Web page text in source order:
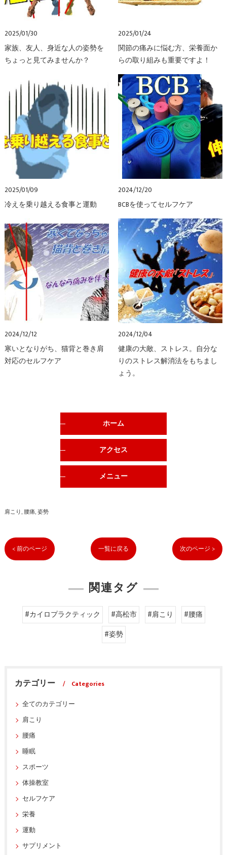
2025/01/30
家族、友人、身近な人の姿勢を
ちょっと見てみませんか？
2025/01/24
関節の痛みに悩む方、栄養面か
らの取り組みも重要ですよ！
2025/01/09
冷えを乗り越える食事と運動
2024/12/20
BCBを使ってセルフケア
2024/12/12
寒いとなりがち、猫背と巻き肩
対応のセルフケア
2024/12/04
健康の大敵、ストレス。自分な
りのストレス解消法をもちまし
ょう。
ホーム
アクセス
メニュー
肩こり 腰痛 姿勢
< 前のページ 一覧に戻る 次のページ >
関連タグ
#カイロプラクティック #高松市 #肩こり
#腰痛
#姿勢
カテゴリー
Categories
全てのカテゴリー
肩こり
腰痛
睡眠
スポーツ
体操教室
セルフケア
栄養
運動
サプリメント